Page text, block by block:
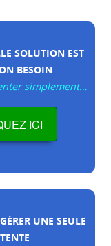
SOLUTION EST
BESOIN
simplement…
ICI
ÉRER UNE SEULE